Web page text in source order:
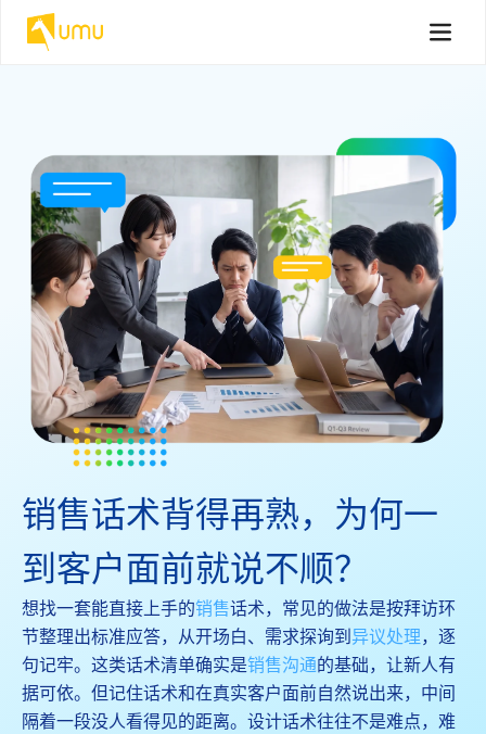
销售话术背得再熟，为何一
到客户面前就说不顺？
想找一套能直接上手的销售话术，常见的做法是按拜访环
节整理出标准应答，从开场白、需求探询到异议处理，逐
句记牢。这类话术清单确实是销售沟通的基础，让新人有
据可依。但记住话术和在真实客户面前自然说出来，中间
隔着一段没人看得见的距离。设计话术往往不是难点，难